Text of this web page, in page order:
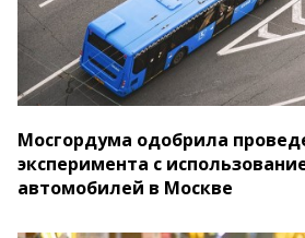
Мосгордума одобрила
эксперимента с
автомобилей в Москве